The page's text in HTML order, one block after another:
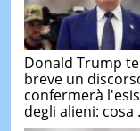
Donald Trump
breve un
confermerà
degli alieni: cosa